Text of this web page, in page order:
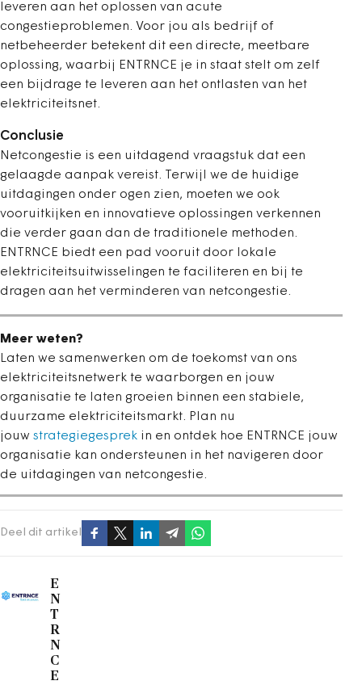
leveren aan het oplossen van acute
congestieproblemen. Voor jou als bedrijf of
netbeheerder betekent dit een directe, meetbare
oplossing, waarbij ENTRNCE je in staat stelt om zelf
een bijdrage te leveren aan het ontlasten van het
elektriciteitsnet.
Conclusie
Netcongestie is een uitdagend vraagstuk dat een
gelaagde aanpak vereist. Terwijl we de huidige
uitdagingen onder ogen zien, moeten we ook
vooruitkijken en innovatieve oplossingen verkennen
die verder gaan dan de traditionele methoden.
ENTRNCE biedt een pad vooruit door lokale
elektriciteitsuitwisselingen te faciliteren en bij te
dragen aan het verminderen van netcongestie.
Meer weten?
Laten we samenwerken om de toekomst van ons
elektriciteitsnetwerk te waarborgen en jouw
organisatie te laten groeien binnen een stabiele,
duurzame elektriciteitsmarkt. Plan nu
jouw strategiegesprek in en ontdek hoe ENTRNCE jouw
organisatie kan ondersteunen in het navigeren door
de uitdagingen van netcongestie.
Deel dit artikel
E
N
T
R
N
C
E